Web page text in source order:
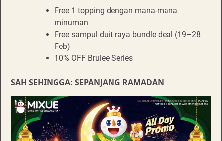
Free 1 topping dengan mana-mana
minuman
Free sampul duit raya bundle deal (19–28
Feb)
10% OFF Brulee Series
SAH SEHINGGA: SEPANJANG RAMADAN